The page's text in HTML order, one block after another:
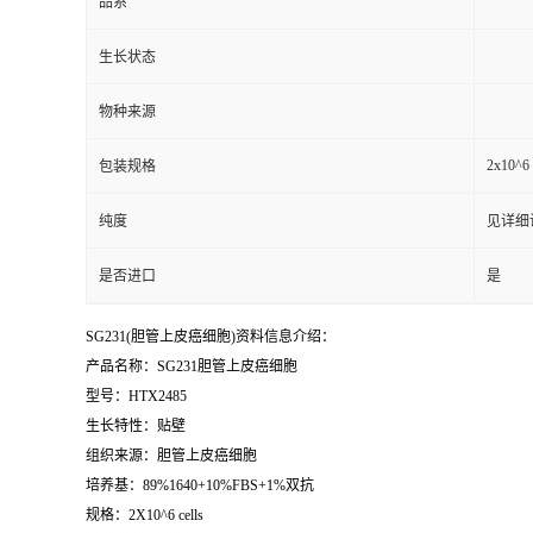
生长状态
物种来源
包装规格 2x10^6
纯度 见详
是否进口 是
SG231(胆管上皮癌细胞)资料信息介绍：
产品名称：SG231胆管上皮癌细胞
型号：HTX2485
生长特性：贴壁
组织来源：胆管上皮癌细胞
培养基：89%1640+10%FBS+1%双抗
规格：2X10^6 cells